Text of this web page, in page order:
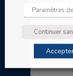
Paramètres
Continuer